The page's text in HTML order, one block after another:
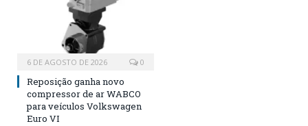
6 DE AGOSTO DE 2026 0
Reposição ganha novo
compressor de ar WABCO
para veículos Volkswagen
Euro VI